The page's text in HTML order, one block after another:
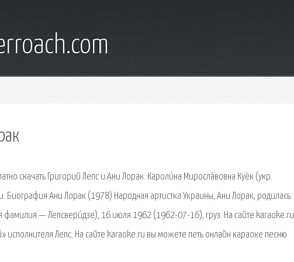
скачать Григорий Лепс и Ани Лорак. Кароли́на Миросла́вовна Куе́к (укр.
Биография Ани Лорак (1978) Народная артистка Украины, Ани Лорак, родилась
фамилия — Лепсвери́дзе), 16 июля 1962 (1962-07-16), груз. На сайте karaoke.ru
исполнителя Лепс. На сайте karaoke.ru вы можете петь онлайн караоке песню